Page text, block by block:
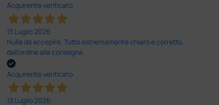
Acquirente verificato
13 Luglio 2026
Nulla da eccepire. Tutto estremamente chiaro e corretto,
dall’ordine alla consegna.
Acquirente verificato
13 Luglio 2026